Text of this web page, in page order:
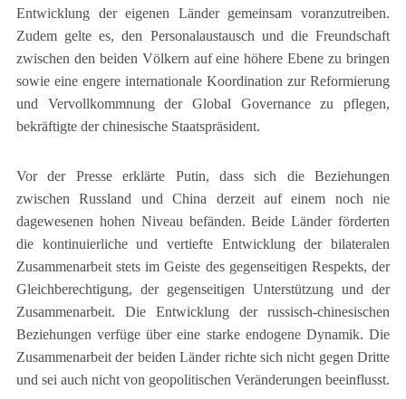
Entwicklung der eigenen Länder gemeinsam voranzutreiben.
Zudem gelte es, den Personalaustausch und die Freundschaft
zwischen den beiden Völkern auf eine höhere Ebene zu bringen
sowie eine engere internationale Koordination zur Reformierung
und Vervollkommnung der Global Governance zu pflegen,
bekräftigte der chinesische Staatspräsident.
Vor der Presse erklärte Putin, dass sich die Beziehungen
zwischen Russland und China derzeit auf einem noch nie
dagewesenen hohen Niveau befänden. Beide Länder förderten
die kontinuierliche und vertiefte Entwicklung der bilateralen
Zusammenarbeit stets im Geiste des gegenseitigen Respekts, der
Gleichberechtigung, der gegenseitigen Unterstützung und der
Zusammenarbeit. Die Entwicklung der russisch-chinesischen
Beziehungen verfüge über eine starke endogene Dynamik. Die
Zusammenarbeit der beiden Länder richte sich nicht gegen Dritte
und sei auch nicht von geopolitischen Veränderungen beeinflusst.